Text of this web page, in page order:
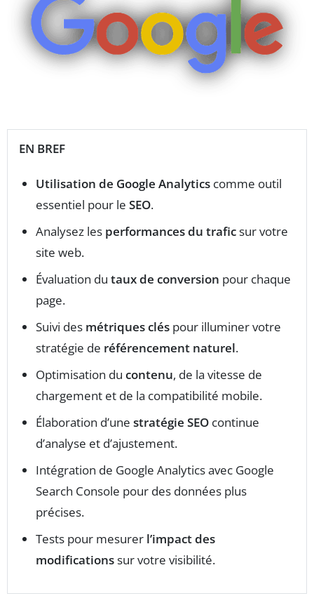
EN BREF
Utilisation de Google Analytics comme outil
essentiel pour le SEO.
Analysez les performances du traficsur votre
site web.
Évaluation du taux de conversion pour chaque
page.
Suivi des métriques clés pour illuminer votre
stratégie de référencement naturel.
Optimisation du contenu, de la vitesse de
chargement et de la compatibilité mobile.
Élaboration d’une stratégie SEO continue
d’analyse et d’ajustement.
Intégration de Google Analytics avec Google
Search Console pour des données plus
précises.
Tests pour mesurer l’impact des
modificationssur votre visibilité.